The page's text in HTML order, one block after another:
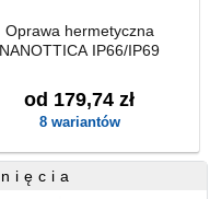
Oprawa hermetyczna
NANOTTICA IP66/IP69
od 179,74 zł
8 wariantów